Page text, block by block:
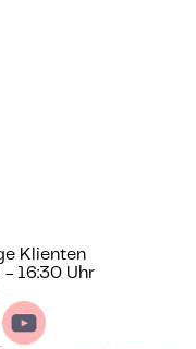
Klienten
16:30 Uhr